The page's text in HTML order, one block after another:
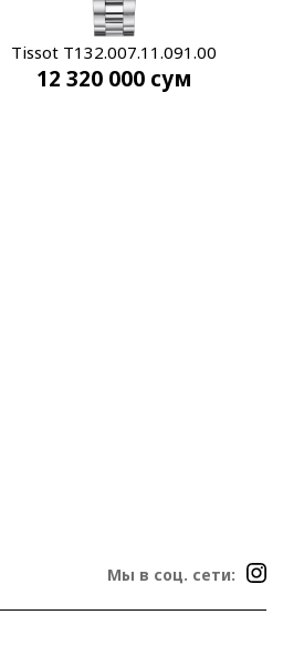
Tissot T132.007.11.091.00
12 320 000 сум
Мы в соц. сети: